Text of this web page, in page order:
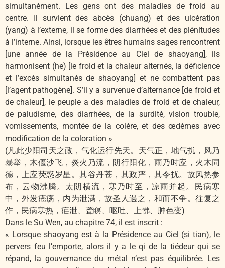
simultanément. Les gens ont des maladies de froid au
centre. Il survient des abcès (chuang) et des ulcération
(yang) à l’externe, il se forme des diarrhées et des plénitudes
à l’interne. Ainsi, lorsque les êtres humains sages rencontrent
[une année de la Présidence au Ciel de shaoyang], ils
harmonisent (he) [le froid et la chaleur alternés, la déficience
et l’excès simultanés de shaoyang] et ne combattent pas
[l’agent pathogène]. S’il y a survenue d’alternance [de froid et
de chaleur], le peuple a des maladies de froid et de chaleur,
de paludisme, des diarrhées, de la surdité, vision trouble,
vomissements, montée de la colère, et des œdèmes avec
modification de la coloration »
(凡此少阳司天之政，气化运行先天。天气正，地气扰，风乃
暴举，木偃沙飞，炎火乃流，阴行阳化，雨乃时应，火木同
德，上应荧惑岁星。其谷丹苍，其政严，其令扰。故风热参
布，云物沸腾。太阴横流，寒乃时至，凉雨并起。民病寒
中，外发疮疡，内为泄满，故圣人遇之，和而不争。往复之
作，民病寒热，疟泄、聋瞑、呕吐、上怫、肿色变)
Dans le Su Wen, au chapitre 74, il est inscrit :
« Lorsque shaoyang est à la Présidence au Ciel (si tian), le
pervers feu l’emporte, alors il y a le qi de la tiédeur qui se
répand, la gouvernance du métal n’est pas équilibrée. Les